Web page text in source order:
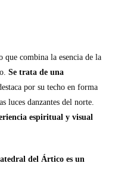
combina la esencia de la
Se trata de una
por su techo en forma
luces danzantes del norte.
espiritual y visual
del Ártico es un